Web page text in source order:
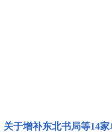
关于增补东北书局等14